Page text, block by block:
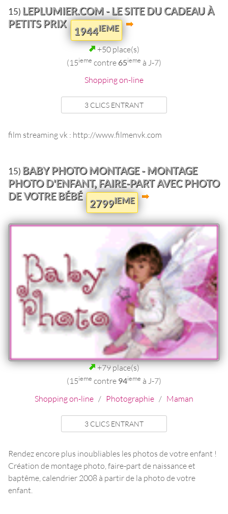
15) LEPLUMIER.COM - LE SITE DU CADEAU À
PETITS PRIX
1944IEME
+50 place(s)
(15ieme contre 65ieme à J-7)
Shopping on-line
3 CLICS ENTRANT
film streaming vk : http://www.filmenvk.com
15) BABY PHOTO MONTAGE - MONTAGE
PHOTO D'ENFANT, FAIRE-PART AVEC PHOTO
DE VOTRE BÉBÉ
2799IEME
+79 place(s)
(15ieme contre 94ieme à J-7)
Shopping on-line / Photographie / Maman
3 CLICS ENTRANT
Rendez encore plus inoubliables les photos de votre enfant !
Création de montage photo, faire-part de naissance et
baptême, calendrier 2008 à partir de la photo de votre
enfant.